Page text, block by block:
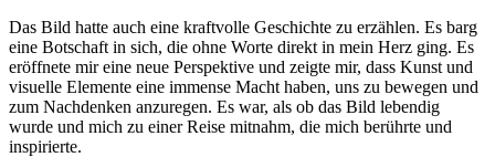
Das Bild hatte⁢ auch eine kraftvolle Geschichte zu erzählen. Es barg
eine Botschaft in sich, die ohne Worte direkt in mein ⁤Herz ging. Es
eröffnete mir eine neue Perspektive und‍ zeigte mir, dass Kunst und
⁣visuelle‌ Elemente eine immense Macht haben, uns zu bewegen ‌und
zum Nachdenken anzuregen. Es⁢ war, ‌als ob ⁣das Bild lebendig
wurde und mich zu einer ‌Reise mitnahm, die ‍mich berührte und
inspirierte.